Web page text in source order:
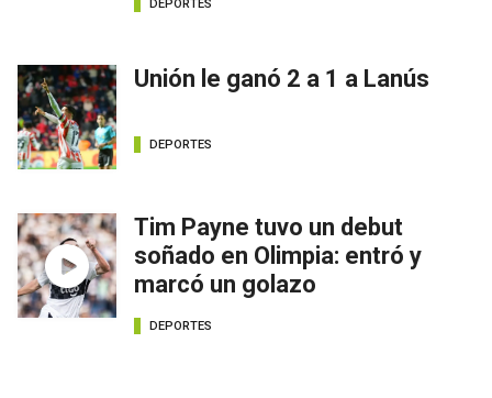
DEPORTES
Unión le ganó 2 a 1 a Lanús
DEPORTES
Tim Payne tuvo un debut
soñado en Olimpia: entró y
marcó un golazo
DEPORTES